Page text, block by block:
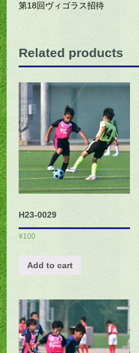
第18回ヴィゴラス招待
Related products
H23-0029
¥100
Add to cart